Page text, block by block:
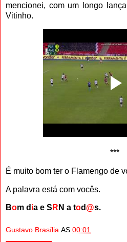
mencionei, com um longo
Vitinho.
***
É muito bom ter o Flamengo de
A palavra está com vocês.
Bom d ia e S R N a tod @s.
Gustavo Brasília AS 00:01